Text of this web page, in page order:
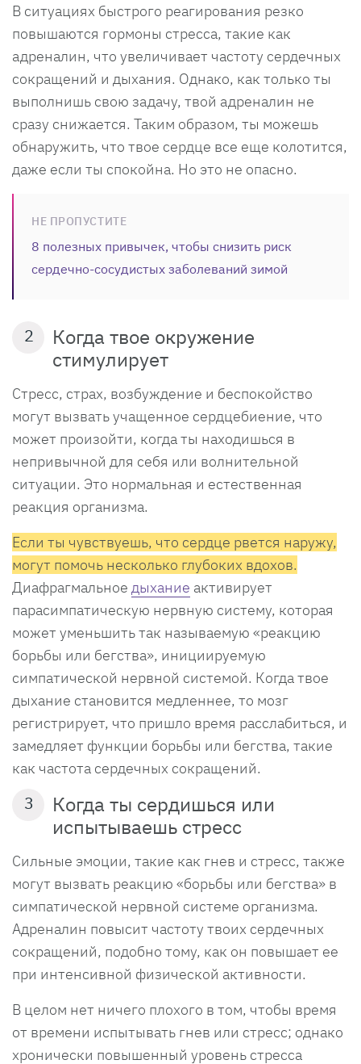
В ситуациях быстрого реагирования резко
повышаются гормоны стресса, такие как
адреналин, что увеличивает частоту сердечных
сокращений и дыхания. Однако, как только ты
выполнишь свою задачу, твой адреналин не
сразу снижается. Таким образом, ты можешь
обнаружить, что твое сердце все еще колотится,
даже если ты спокойна. Но это не опасно.
НЕ ПРОПУСТИТЕ
8 полезных привычек, чтобы снизить риск
сердечно-сосудистых заболеваний зимой
2
Когда твое окружение
стимулирует
Стресс, страх, возбуждение и беспокойство
могут вызвать учащенное сердцебиение, что
может произойти, когда ты находишься в
непривычной для себя или волнительной
ситуации. Это нормальная и естественная
реакция организма.
Если ты чувствуешь, что сердце рвется наружу,
могут помочь несколько глубоких вдохов.
Диафрагмальное дыхание активирует
парасимпатическую нервную систему, которая
может уменьшить так называемую «реакцию
борьбы или бегства», инициируемую
симпатической нервной системой. Когда твое
дыхание становится медленнее, то мозг
регистрирует, что пришло время расслабиться, и
замедляет функции борьбы или бегства, такие
как частота сердечных сокращений.
3
Когда ты сердишься или
испытываешь стресс
Сильные эмоции, такие как гнев и стресс, также
могут вызвать реакцию «борьбы или бегства» в
симпатической нервной системе организма.
Адреналин повысит частоту твоих сердечных
сокращений, подобно тому, как он повышает ее
при интенсивной физической активности.
В целом нет ничего плохого в том, чтобы время
от времени испытывать гнев или стресс; однако
хронически повышенный уровень стресса